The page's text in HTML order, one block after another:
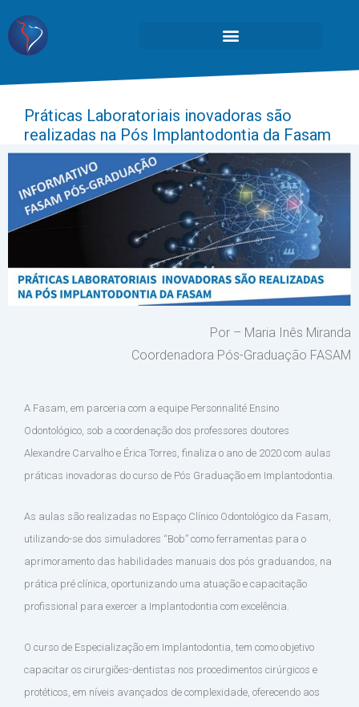
Práticas Laboratoriais inovadoras são
realizadas na Pós Implantodontia da Fasam
Por – Maria Inês Miranda
Coordenadora Pós-Graduação FASAM
A Fasam, em parceria com a equipe Personnalité Ensino
Odontológico, sob a coordenação dos professores doutores
Alexandre Carvalho e Érica Torres, finaliza o ano de 2020 com aulas
práticas inovadoras do curso de Pós Graduação em Implantodontia.
As aulas são realizadas no Espaço Clínico Odontológico da Fasam,
utilizando-se dos simuladores “Bob” como ferramentas para o
aprimoramento das habilidades manuais dos pós graduandos, na
prática pré clínica, oportunizando uma atuação e capacitação
profissional para exercer a Implantodontia com excelência.
O curso de Especialização em Implantodontia, tem como objetivo
capacitar os cirurgiões-dentistas nos procedimentos cirúrgicos e
protéticos, em níveis avançados de complexidade, oferecendo aos